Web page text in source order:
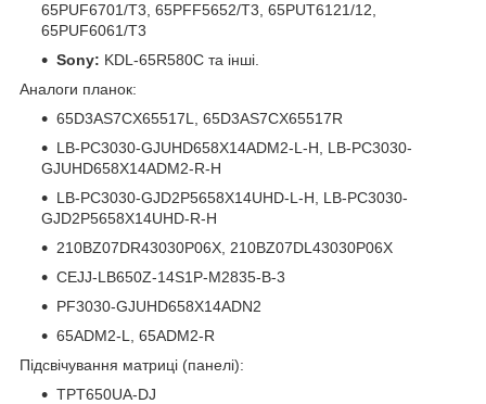
65PUF6701/T3, 65PFF5652/T3, 65PUT6121/12,
65PUF6061/T3
Sony: KDL-65R580C та інші.
Аналоги планок:
65D3AS7CX65517L, 65D3AS7CX65517R
LB-PC3030-GJUHD658X14ADM2-L-H, LB-PC3030-
GJUHD658X14ADM2-R-H
LB-PC3030-GJD2P5658X14UHD-L-H, LB-PC3030-
GJD2P5658X14UHD-R-H
210BZ07DR43030P06X, 210BZ07DL43030P06X
CEJJ-LB650Z-14S1P-M2835-B-3
PF3030-GJUHD658X14ADN2
65ADM2-L, 65ADM2-R
Підсвічування матриці (панелі):
TPT650UA-DJ